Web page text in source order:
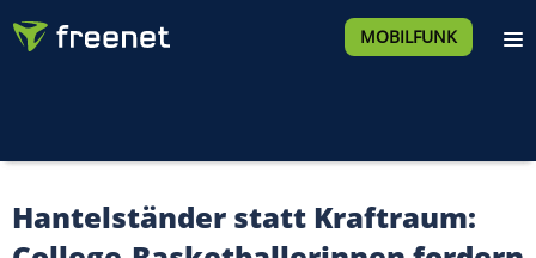
MOBILFUNK
Hantelständer statt Kraftraum: